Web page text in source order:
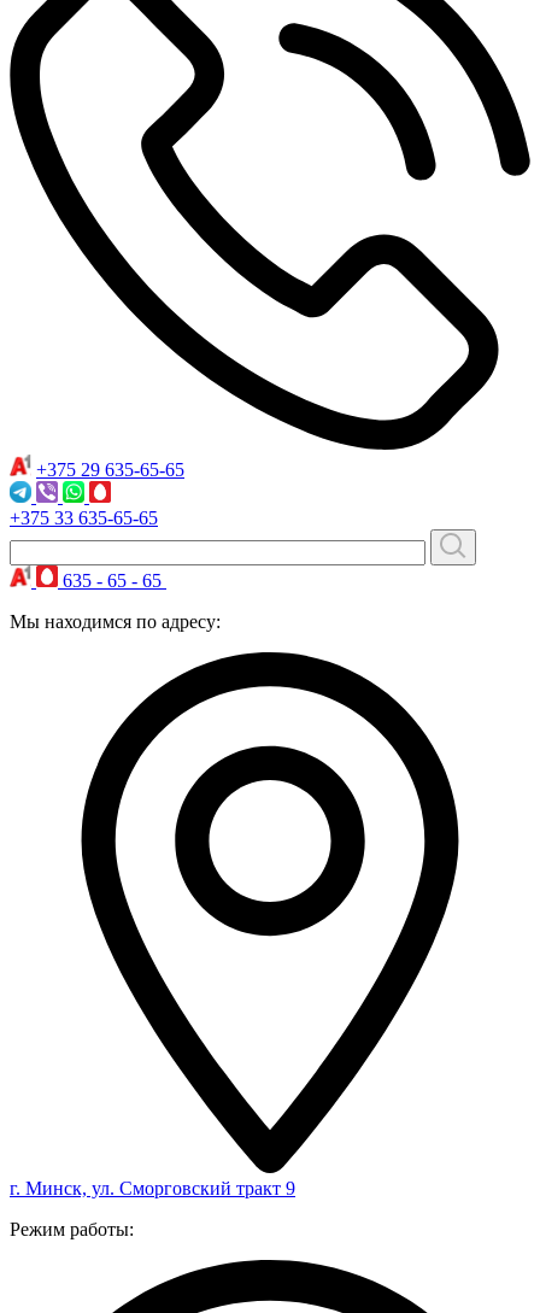
+375 29 635-65-65
+375 33 635-65-65
635 - 65 - 65
Мы находимся по адресу:
г. Минск, ул. Сморговский тракт 9
Режим работы: